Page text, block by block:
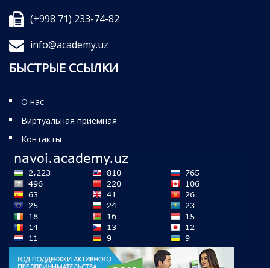
(+998 71) 233-74-82
info@academy.uz
БЫСТРЫЕ ССЫЛКИ
О нас
Виртуальная приемная
Контакты